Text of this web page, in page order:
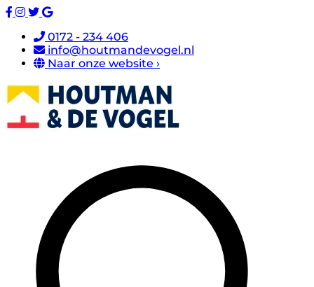
0172 - 234 406
info@houtmandevogel.nl
Naar onze website ›